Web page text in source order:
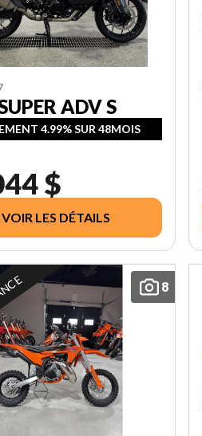
ADV S
4.99% SUR 48MOIS
$
VOIR LES DÉTAILS
8